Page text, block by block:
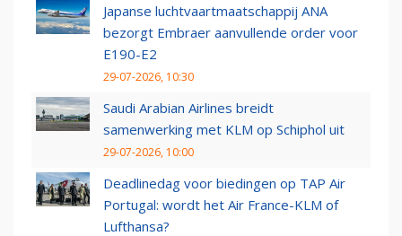
Japanse luchtvaartmaatschappij ANA
bezorgt Embraer aanvullende order voor
E190-E2
29-07-2026, 10:30
Saudi Arabian Airlines breidt
samenwerking met KLM op Schiphol uit
29-07-2026, 10:00
Deadlinedag voor biedingen op TAP Air
Portugal: wordt het Air France-KLM of
Lufthansa?